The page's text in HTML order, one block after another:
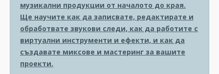
музикални продукции от началото до края.
Ще научите как да записвате, редактирате и
обработвате звукови следи, как да работите с
виртуални инструменти и ефекти, и как да
създавате миксове и мастеринг за вашите
проекти.